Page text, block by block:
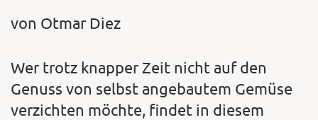
von Otmar Diez
Wer trotz knapper Zeit nicht auf den
Genuss von selbst angebautem Gemüse
verzichten möchte, findet in diesem